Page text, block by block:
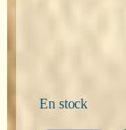
En stock